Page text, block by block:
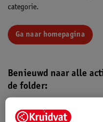
categorie.
Ga naar homepagina
Benieuwd naar alle
de folder:
Kruidvat folder